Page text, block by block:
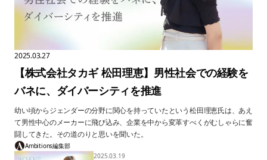
2025.03.27
【株式会社タカギ 松田理恵】男性社会での経験を
バネに、ダイバーシティを推進
幼い頃からジェンダーの分野に関心を持っていたという松田理恵氏は、あえ
て男性中心のメーカーに飛び込み、企業を中から変革すべくがむしゃらに奮
闘してきた。その道のりと思いを聞いた。